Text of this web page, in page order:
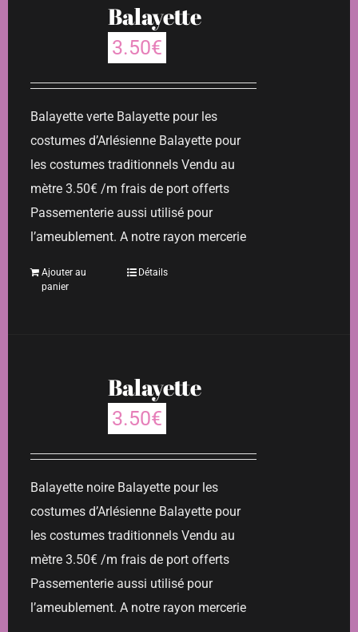
Balayette
3.50€
Balayette verte Balayette pour les
costumes d’Arlésienne Balayette pour
les costumes traditionnels Vendu au
mètre 3.50€ /m frais de port offerts
Passementerie aussi utilisé pour
l’ameublement. A notre rayon mercerie
Ajouter au
panier
Détails
Balayette
3.50€
Balayette noire Balayette pour les
costumes d’Arlésienne Balayette pour
les costumes traditionnels Vendu au
mètre 3.50€ /m frais de port offerts
Passementerie aussi utilisé pour
l’ameublement. A notre rayon mercerie